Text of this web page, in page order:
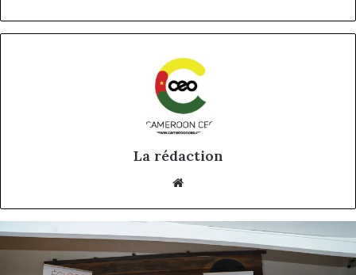
La rédaction